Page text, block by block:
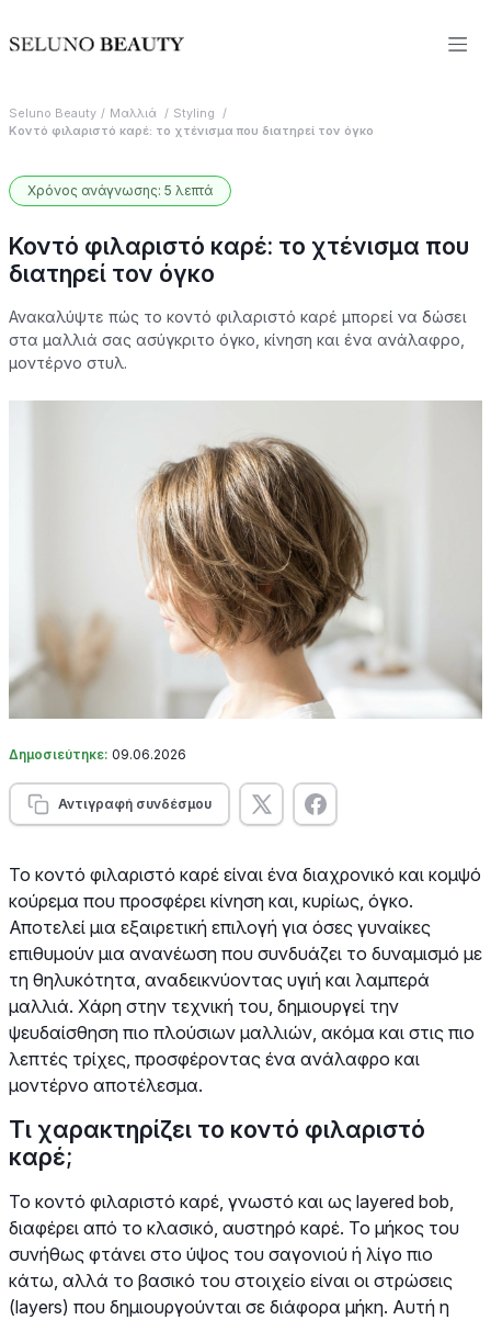
Seluno Beauty Μαλλιά
Styling
Κοντό φιλαριστό καρέ: το χτένισμα που διατηρεί τον όγκο
Χρόνος ανάγνωσης: 5 λεπτά
Κοντό φιλαριστό καρέ: το χτένισμα που
διατηρεί τον όγκο
Ανακαλύψτε πώς το κοντό φιλαριστό καρέ μπορεί να δώσει
στα μαλλιά σας ασύγκριτο όγκο, κίνηση και ένα ανάλαφρο,
μοντέρνο στυλ.
Δημοσιεύτηκε: 09.06.2026
Αντιγραφή συνδέσμου
Το κοντό φιλαριστό καρέ είναι ένα διαχρονικό και κομψό
κούρεμα που προσφέρει κίνηση και, κυρίως, όγκο.
Αποτελεί μια εξαιρετική επιλογή για όσες γυναίκες
επιθυμούν μια ανανέωση που συνδυάζει το δυναμισμό με
τη θηλυκότητα, αναδεικνύοντας υγιή και λαμπερά
μαλλιά. Χάρη στην τεχνική του, δημιουργεί την
ψευδαίσθηση πιο πλούσιων μαλλιών, ακόμα και στις πιο
λεπτές τρίχες, προσφέροντας ένα ανάλαφρο και
μοντέρνο αποτέλεσμα.
Τι χαρακτηρίζει το κοντό φιλαριστό
καρέ;
Το κοντό φιλαριστό καρέ, γνωστό και ως layered bob,
διαφέρει από το κλασικό, αυστηρό καρέ. Το μήκος του
συνήθως φτάνει στο ύψος του σαγονιού ή λίγο πιο
κάτω, αλλά το βασικό του στοιχείο είναι οι στρώσεις
(layers) που δημιουργούνται σε διάφορα μήκη. Αυτή η